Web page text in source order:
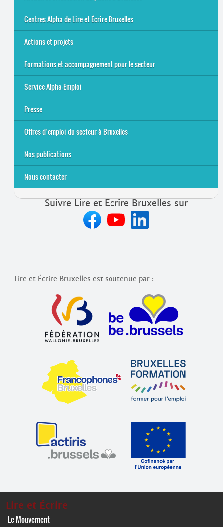
Bruxelles
8 Points Accueil
Publics concernés ?
Que proposons-nous ?
Qui sommes-nous ?
Centres Alpha de Lire et Écrire Bruxelles
Actions et projets
Alpha-Jeux
Arts & Alpha
Jeudis du Cinéma
Le projet Alpha-TIC
Notre projet FSE
Tac-TIC Emploi
Formations et accompagnement pour le secteur
S’initier
Se former
Se rencontrer
Être accompagné·e
Service Alpha-Emploi
Équipe et contacts
Accompagnement individuel
Accompagnement collectif
Folder Service Alpha-Emploi
Presse
2021
2024
2025
Offres d’emploi du secteur à Bruxelles
Emplois rémunérés
Bénévolat
Candidature spontanée à Lire et Écrire Bruxelles
Nos publications
Nous contacter
Suivre Lire et Écrire Bruxelles sur
Lire et Écrire Bruxelles est soutenue par :
Lire et Écrire
Le Mouvement